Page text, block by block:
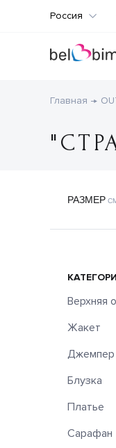
Россия
Главная
РАЗМЕР
Верхняя
Жакет
Джемпер
Блузка
Платье
Сарафан